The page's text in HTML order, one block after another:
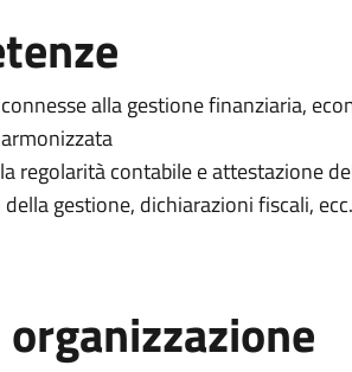
alla gestione finanziaria,
regolarità contabile e attestazione
gestione, dichiarazioni fiscali, ecc.